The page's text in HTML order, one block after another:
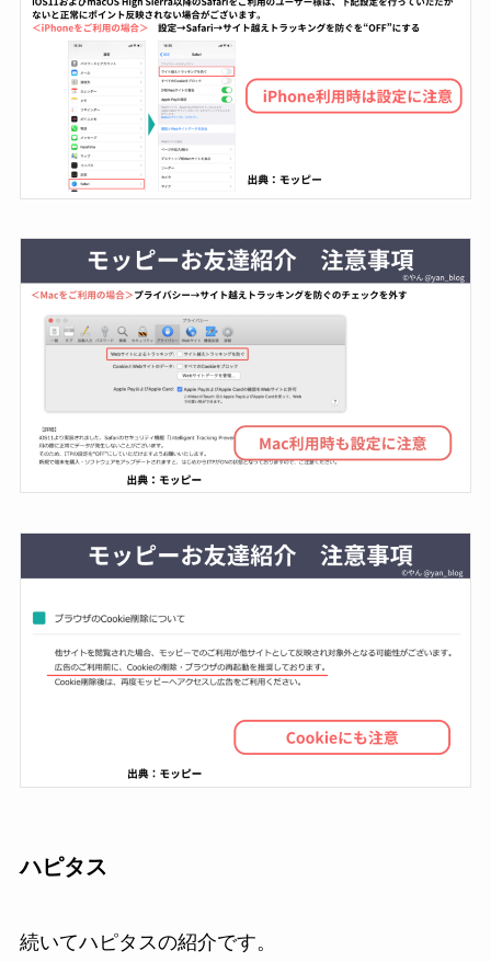
ハピタス
続いてハピタスの紹介です。